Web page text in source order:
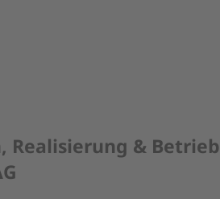
Realisierung & Betrieb